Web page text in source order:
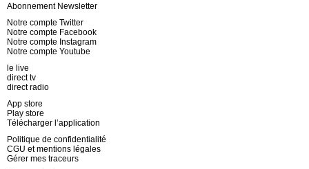
Abonnement Newsletter
Notre compte Twitter
Notre compte Facebook
Notre compte Instagram
Notre compte Youtube
le live
direct tv
direct radio
App store
Play store
Télécharger l’application
Politique de confidentialité
CGU et mentions légales
Gérer mes traceurs